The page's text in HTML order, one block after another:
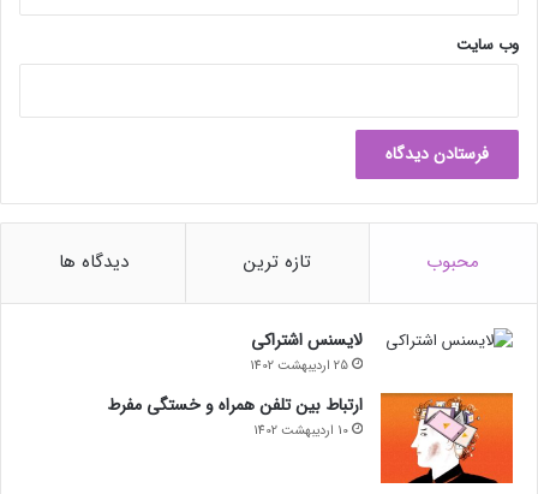
وب‌ سایت
محبوب تازه ترین دیدگاه ها
لایسنس اشتراکی
25 اردیبهشت 1402
ارتباط بین تلفن همراه و خستگی مفرط
10 اردیبهشت 1402